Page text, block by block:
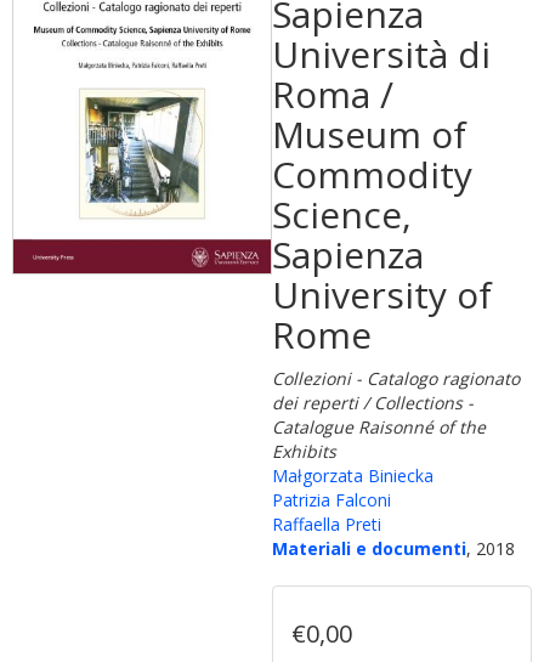
Sapienza
Università di
Roma /
Museum of
Commodity
Science,
Sapienza
University of
Rome
Collezioni - Catalogo ragionato
dei reperti / Collections -
Catalogue Raisonné of the
Exhibits
Małgorzata Biniecka
Patrizia Falconi
Raffaella Preti
Materiali e documenti, 2018
€0,00